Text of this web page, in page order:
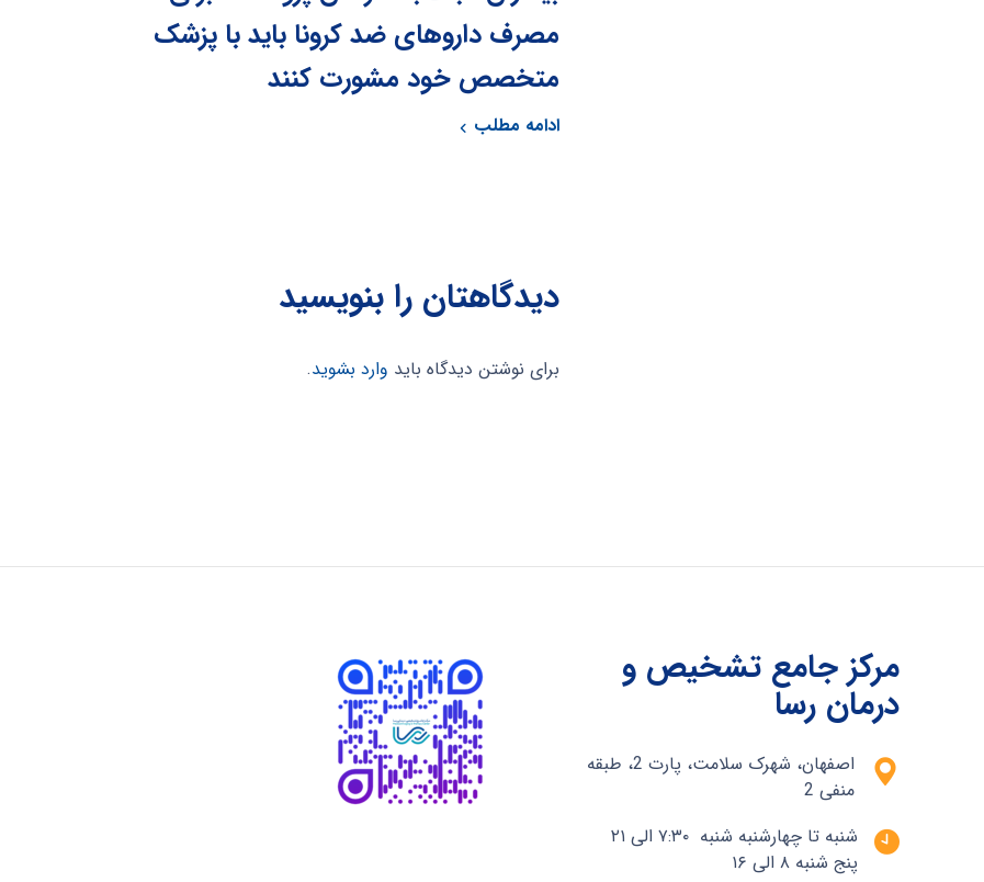
مصرف داروهای ضد کرونا باید با پزشک
متخصص خود مشورت کنند
ادامه مطلب
دیدگاهتان را بنویسید
برای نوشتن دیدگاه باید وارد بشوید.
مرکز جامع تشخیص و
درمان رسا
اصفهان، شهرک سلامت، پارت 2، طبقه
منفی 2
شنبه تا چهارشنبه شنبه ۷:۳۰ الی ۲۱
پنج شنبه ۸ الی ۱۶